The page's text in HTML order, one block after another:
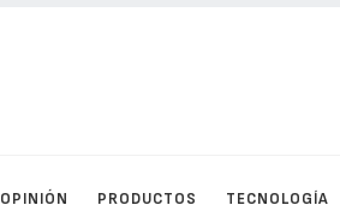
OPINIÓN PRODUCTOS TECNOLOGÍA